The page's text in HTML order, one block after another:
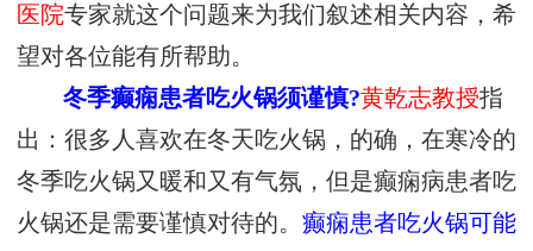
医院专家就这个问题来为我们叙述相关内容，希
望对各位能有所帮助。
冬季癫痫患者吃火锅须谨慎?黄乾志教授指
出：很多人喜欢在冬天吃火锅，的确，在寒冷的
冬季吃火锅又暖和又有气氛，但是癫痫病患者吃
火锅还是需要谨慎对待的。 癫痫患者吃火锅可能